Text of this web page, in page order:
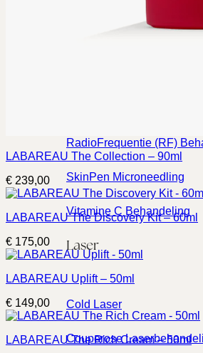
RadioFrequentie (RF)
SkinPen Microneedling
Vitamine C Behandeling
Laser
Cold Laser
Couperose
LABAREAU The Collection – 90ml
€ 239,00
LABAREAU The Discovery Kit – 60ml
€ 175,00
LABAREAU Uplift – 50ml
€ 149,00
LABAREAU The Rich Cream – 50ml